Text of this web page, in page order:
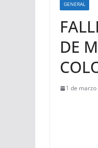
GENERAL
DE
1 de